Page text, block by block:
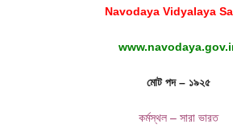
Navodaya Vidyalaya
মোট পদ – ১৯২৫
কর্মস্থল – সারা ভারত